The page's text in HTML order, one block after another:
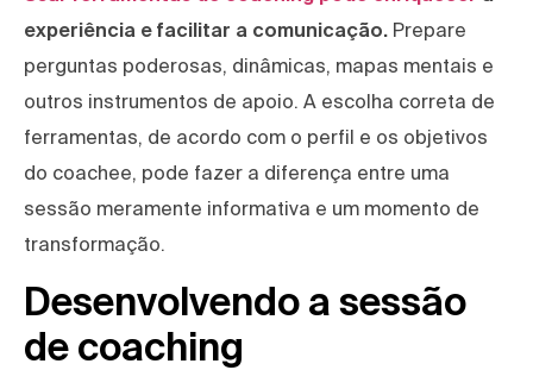
experiência e facilitar a comunicação. Prepare
perguntas poderosas, dinâmicas, mapas mentais e
outros instrumentos de apoio. A escolha correta de
ferramentas, de acordo com o perfil e os objetivos
do coachee, pode fazer a diferença entre uma
sessão meramente informativa e um momento de
transformação.
Desenvolvendo a sessão
de coaching